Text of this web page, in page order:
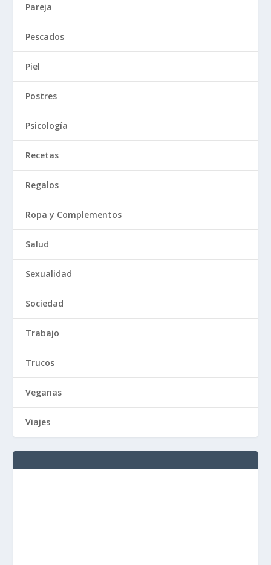
Pareja
Pescados
Piel
Postres
Psicología
Recetas
Regalos
Ropa y Complementos
Salud
Sexualidad
Sociedad
Trabajo
Trucos
Veganas
Viajes